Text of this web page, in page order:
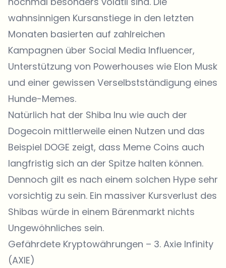
wahnsinnigen Kursanstiege in den letzten
Monaten basierten auf zahlreichen
Kampagnen über Social Media Influencer,
Unterstützung von Powerhouses wie Elon Musk
und einer gewissen Verselbstständigung eines
Hunde-Memes.
Natürlich hat der Shiba Inu wie auch der
Dogecoin mittlerweile einen Nutzen und das
Beispiel DOGE zeigt, dass Meme Coins auch
langfristig sich an der Spitze halten können.
Dennoch gilt es nach einem solchen Hype sehr
vorsichtig zu sein. Ein massiver Kursverlust des
Shibas würde in einem Bärenmarkt nichts
Ungewöhnliches sein.
Gefährdete Kryptowährungen – 3. Axie Infinity
(AXIE)